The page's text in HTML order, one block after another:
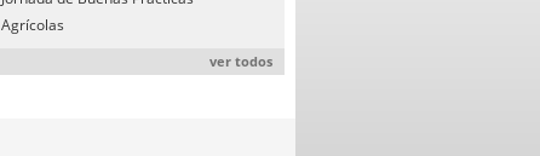
Agrícolas
ver todos